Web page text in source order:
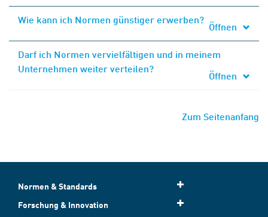
Wie kann ich Normen günstiger erwerben?
Öffnen
Darf ich Normen vervielfältigen und in meinem
Unternehmen weiter verteilen?
Öffnen
Zum Seitenanfang
Normen & Standards
Forschung & Innovation